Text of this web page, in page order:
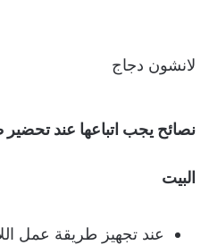
لانشون دجاج
نصائح يجب اتباعها عند
البيت
عند تجهيز طريقة عمل